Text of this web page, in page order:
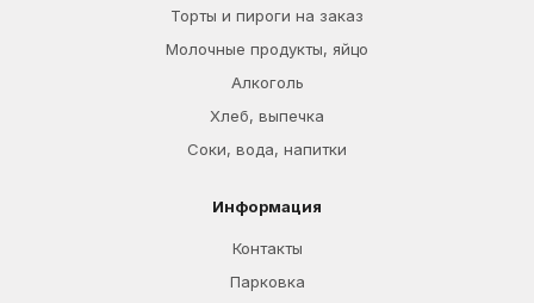
Торты и пироги на заказ
Молочные продукты, яйцо
Алкоголь
Хлеб, выпечка
Соки, вода, напитки
Информация
Контакты
Парковка